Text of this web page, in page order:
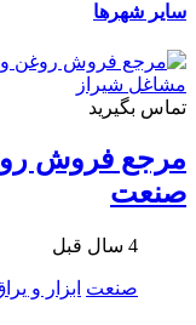
سایر شهرها
تماس بگیرید
مرجع فروش
صنعت
4 سال قبل
صنعت ابزار و